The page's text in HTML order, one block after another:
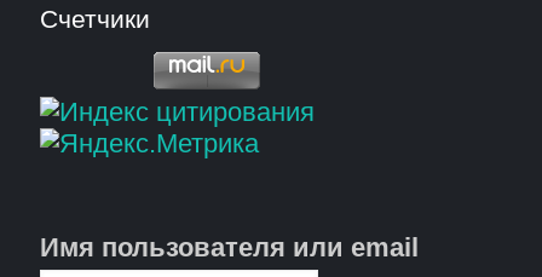
Счетчики
Имя пользователя или email